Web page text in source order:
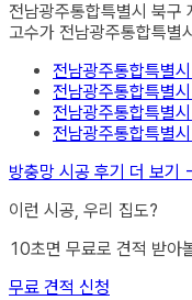
전남광주통합특별시 북구
고수가 전남광주통합특별시
전남광주통합특별
전남광주통합특별
전남광주통합특별
전남광주통합특별
방충망 시공 후기 더 보기
이런 시공, 우리 집도?
10초면 무료로 견적 받아
무료 견적 신청